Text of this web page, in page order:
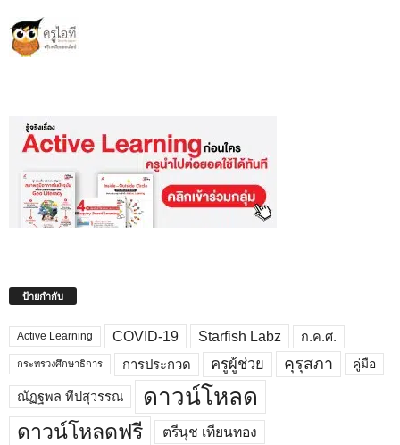
ป้ายกำกับ
Active Learning COVID-19 Starfish Labz ก.ค.ศ.
กระทรวงศึกษาธิการ การประกวด ครูผู้ช่วย คุรุสภา คู่มือ
ณัฏฐพล ทีปสุวรรณ ดาวน์โหลด
ดาวน์โหลดฟรี ตรีนุช เทียนทอง